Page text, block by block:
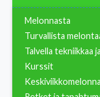
Melonnasta
Turvallista
Talvella tekniikkaa
Kurssit